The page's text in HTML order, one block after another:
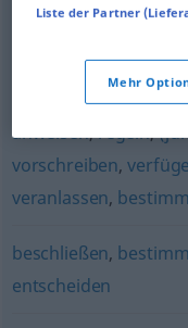
bestimmen,verfügen
anweisen,regeln,
vorschreiben,
veranlassen,
beschließen,
entscheiden
Liste der Partner
Mehr